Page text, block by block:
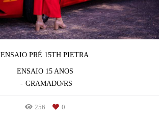
ENSAIO PRÉ 15TH PIETRA
ENSAIO 15 ANOS
GRAMADO/RS
256 0